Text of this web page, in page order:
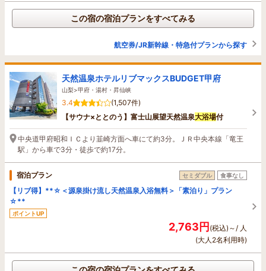
この宿の宿泊プランをすべてみる
航空券/JR新幹線・特急付プランから探す
天然温泉ホテルリブマックスBUDGET甲府
山梨>甲府・湯村・昇仙峡
3.4
(1,507件)
【サウナ×ととのう】富士山展望天然温泉大浴場付
中央道甲府昭和ＩＣより韮崎方面へ車にて約3分。ＪＲ中央本線「竜王
駅」から車で3分・徒歩で約17分。
宿泊プラン セミダブル 食事なし
【リブ得】**☆＜源泉掛け流し天然温泉入浴無料＞「素泊り」プラン
☆**
ポイントUP
2,763円(税込)～/ 人
(大人2名利用時)